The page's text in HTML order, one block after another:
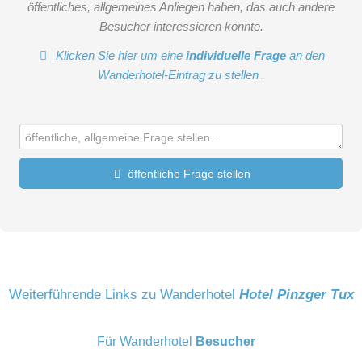
WLAN kostenlos
öffentliches, allgemeines Anliegen haben, das auch andere
Besucher interessieren könnte.
Klicken Sie hier um eineindividuelle Frage an den
Wanderhotel-Eintrag zu stellen .
öffentliche Frage stellen
E-Mail-Adresse (wird nicht veröffentlicht)
Weiterführende Links zu Wanderhotel Hotel Pinzger Tux
Für Wanderhotel Besucher